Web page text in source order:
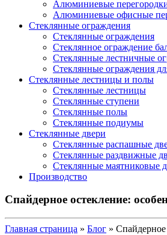
Алюминиевые
Алюминиевые офисные
Стеклянные ограждения
Стеклянные ограждения
Стеклянное ограждение
Стеклянные лестничные
Стеклянные ограждения
Стеклянные лестницы и полы
Стеклянные лестницы
Стеклянные ступени
Стеклянные полы
Стеклянные подиумы
Стеклянные двери
Стеклянные распашные
Стеклянные раздвижные
Стеклянные маятниковые
Производство
Спайдерное остекление:
Главная страница » Блог » Спайдерное